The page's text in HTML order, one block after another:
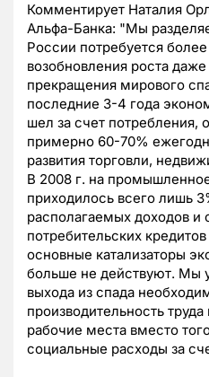
Комментирует Наталия
Альфа-Банка: "Мы
России потребуется
возобновления роста
прекращения мирового
последние 3-4 года
шел за счет потребления,
примерно 60-70%
развития торговли,
В 2008 г. на
приходилось всего лишь
располагаемых доходов и
потребительских
основные катализаторы
больше не действуют. Мы
выхода из спада
производительность
рабочие места вместо
социальные расходы за